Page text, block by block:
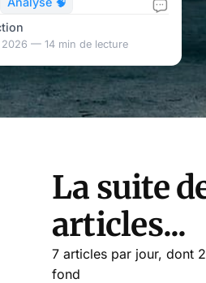
— 14 min de lecture
La suite
articles...
7 articles par jour, dont
fond